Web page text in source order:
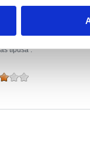
típusa :